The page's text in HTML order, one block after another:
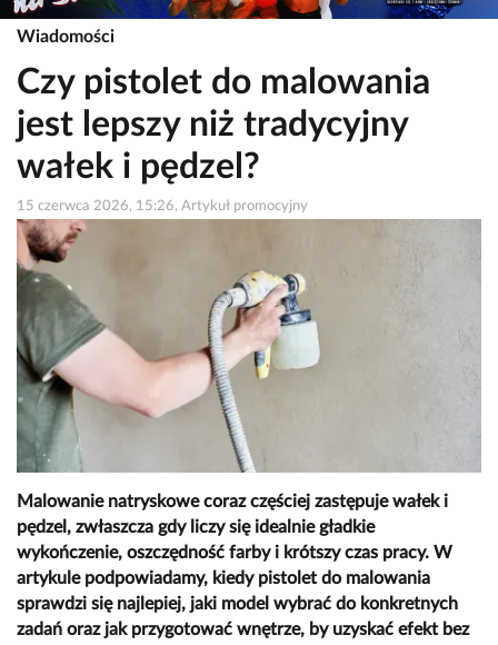
Wiadomości
Czy pistolet do malowania
jest lepszy niż tradycyjny
wałek i pędzel?
15 czerwca 2026, 15:26, Artykuł promocyjny
Malowanie natryskowe coraz częściej zastępuje wałek i
pędzel, zwłaszcza gdy liczy się idealnie gładkie
wykończenie, oszczędność farby i krótszy czas pracy. W
artykule podpowiadamy, kiedy pistolet do malowania
sprawdzi się najlepiej, jaki model wybrać do konkretnych
zadań oraz jak przygotować wnętrze, by uzyskać efekt bez